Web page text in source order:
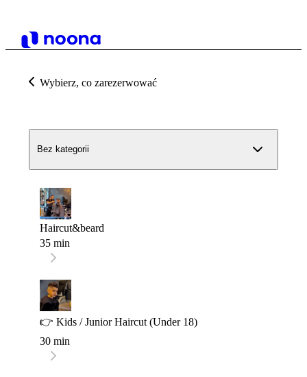
Wybierz, co zarezerwować
Bez kategorii
Haircut&beard
35 min
👉 Kids / Junior Haircut (Under 18)
30 min